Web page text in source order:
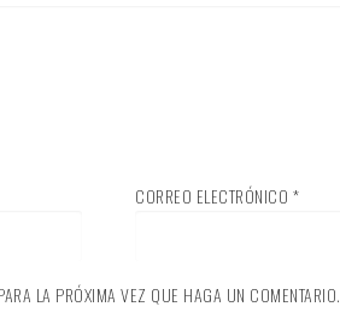
CORREO ELECTRÓNICO *
LA PRÓXIMA VEZ QUE HAGA UN COMENTARIO.